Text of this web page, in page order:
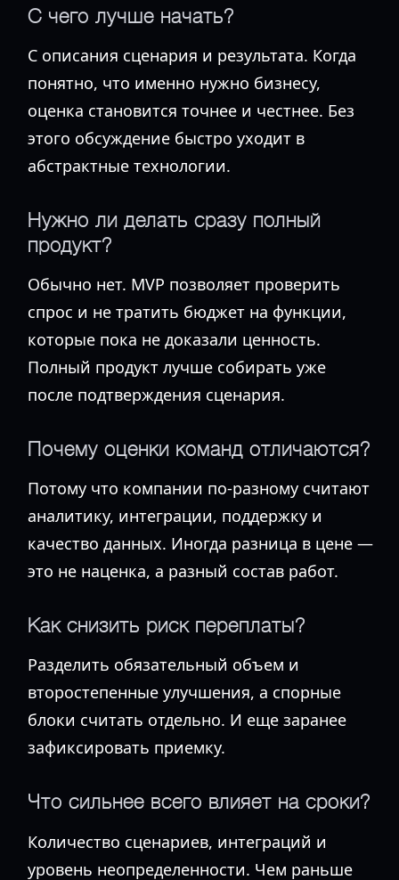
С чего лучше начать?
С описания сценария и результата. Когда
понятно, что именно нужно бизнесу,
оценка становится точнее и честнее. Без
этого обсуждение быстро уходит в
абстрактные технологии.
Нужно ли делать сразу полный
продукт?
Обычно нет. MVP позволяет проверить
спрос и не тратить бюджет на функции,
которые пока не доказали ценность.
Полный продукт лучше собирать уже
после подтверждения сценария.
Почему оценки команд отличаются?
Потому что компании по-разному считают
аналитику, интеграции, поддержку и
качество данных. Иногда разница в цене —
это не наценка, а разный состав работ.
Как снизить риск переплаты?
Разделить обязательный объем и
второстепенные улучшения, а спорные
блоки считать отдельно. И еще заранее
зафиксировать приемку.
Что сильнее всего влияет на сроки?
Количество сценариев, интеграций и
уровень неопределенности. Чем раньше